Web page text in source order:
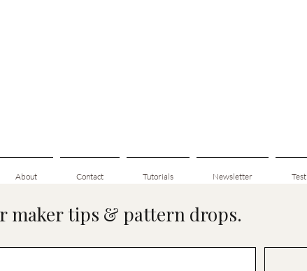
About Contact Tutorials Newsletter
maker tips & pattern drops.